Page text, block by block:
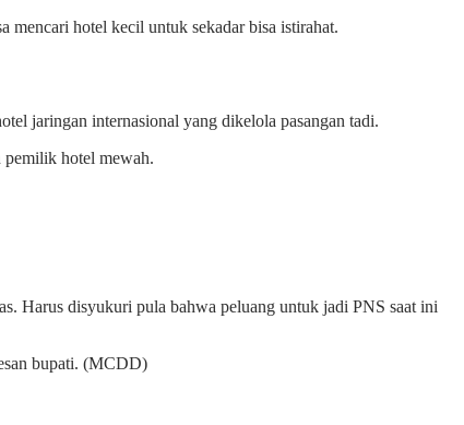
mencari hotel kecil untuk sekadar bisa istirahat.
jaringan internasional yang dikelola pasangan tadi.
pemilik hotel mewah.
Harus disyukuri pula bahwa peluang untuk jadi PNS saat ini
bupati. (MCDD)